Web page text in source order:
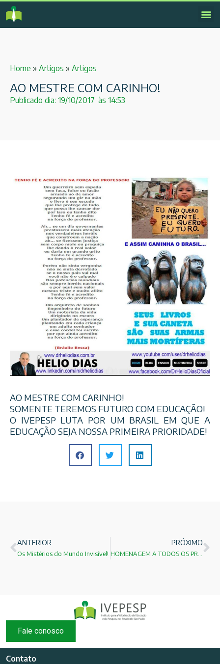
Home » Artigos » Artigos
AO MESTRE COM CARINHO!
Publicado dia: 19/10/2017 às 14:53
AO MESTRE COM CARINHO!
SOMENTE TEREMOS FUTURO COM EDUCAÇÃO!
O IVEPESP LUTA POR UM BRASIL EM QUE A
EDUCAÇÃO SEJA NOSSA PRIMEIRA PRIORIDADE!
ANTERIOR
Os Mistérios do Mundo Invisível!
PRÓXIMO
Fale conosco
Contato